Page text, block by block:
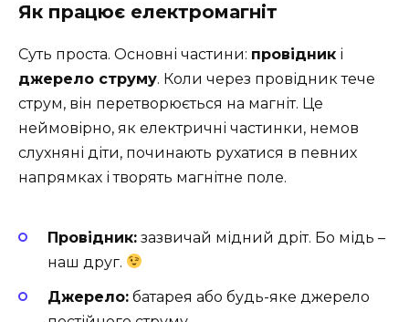
Як працює електромагніт
Суть проста. Основні частини: провідник і
джерело струму. Коли через провідник тече
струм, він перетворюється на магніт. Це
неймовірно, як електричні частинки, немов
слухняні діти, починають рухатися в певних
напрямках і творять магнітне поле.
Провідник: зазвичай мідний дріт. Бо мідь –
наш друг.
Джерело: батарея або будь-яке джерело